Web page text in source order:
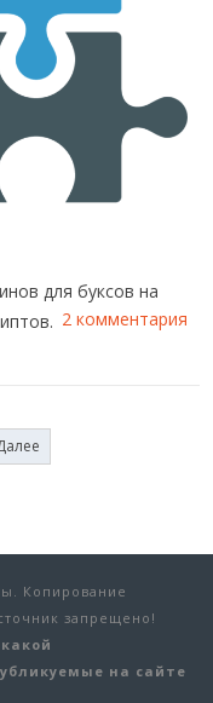
для буксов на
2 комментария
Копирование
запрещено!
на сайте